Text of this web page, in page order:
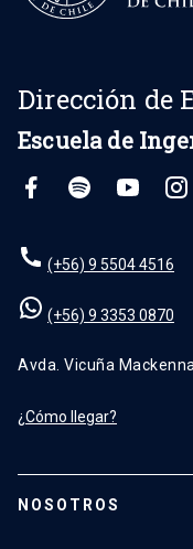
Dirección de
Escuela de
(+56) 9 5504 4516
(+56) 9 3353 0870
Avda. Vicuña
¿Cómo llegar?
NOSOTROS